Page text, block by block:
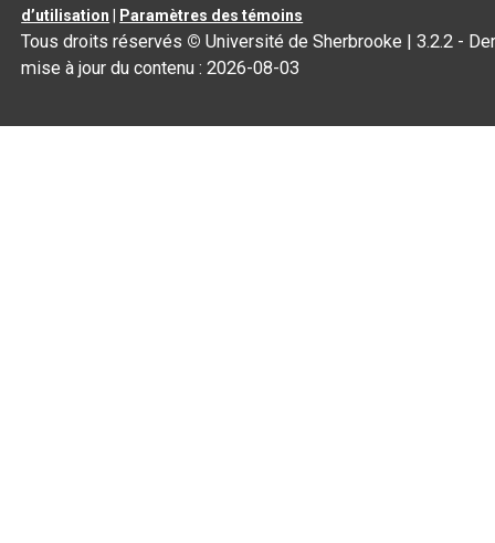
d’utilisation
Paramètres des témoins
Tous droits réservés © Université de Sherbrooke |3.2.2 -
mise à jour du contenu :2026-08-03